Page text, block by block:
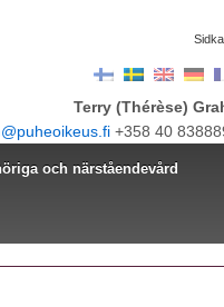
Terry (Thérèse)
+358 40
och närståendevård